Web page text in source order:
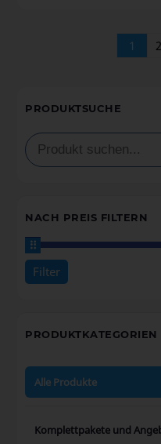
1 2
PRODUKTSUCHE
NACH PREIS FILTERN
Filter
PRODUKTKATEGORIEN
Alle Produkte
Komplettpakete und